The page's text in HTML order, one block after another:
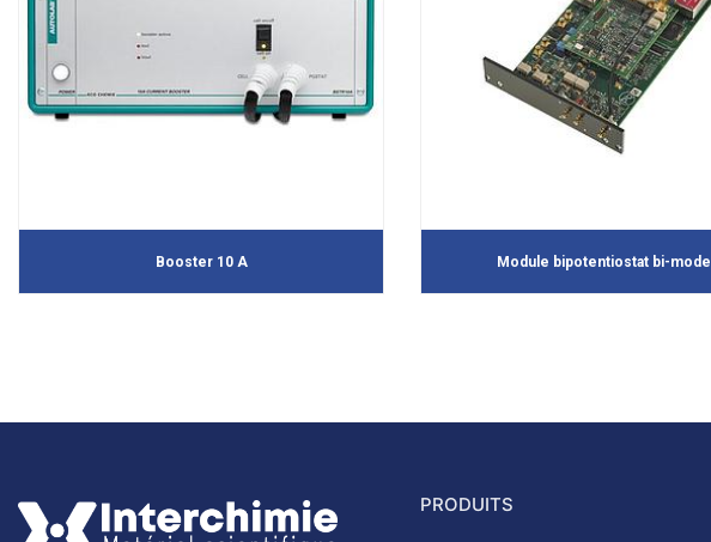
Booster 10 A Module bipotentiostat bi-mode
PRODUITS